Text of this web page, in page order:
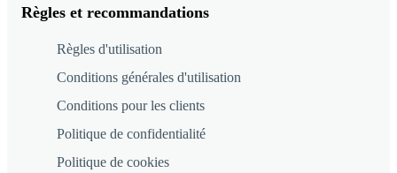
Règles et recommandations
Règles d'utilisation
Conditions générales d'utilisation
Conditions pour les clients
Politique de confidentialité
Politique de cookies